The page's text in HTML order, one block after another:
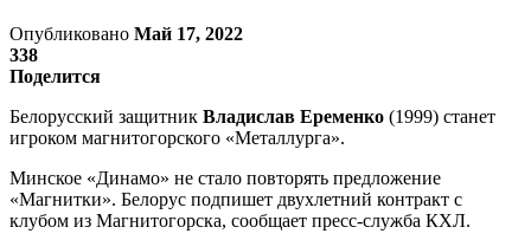
Опубликовано Май 17, 2022
338
Поделится
Белорусский защитник Владислав Еременко (1999) станет
игроком магнитогорского «Металлурга».
Минское «Динамо» не стало повторять предложение
«Магнитки». Белорус подпишет двухлетний контракт с
клубом из Магнитогорска, сообщает пресс-служба КХЛ.